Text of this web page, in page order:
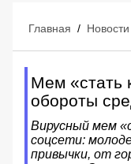
Главная / Новости
Мем «стать
обороты
Вирусный мем
соцсети:
привычки, от